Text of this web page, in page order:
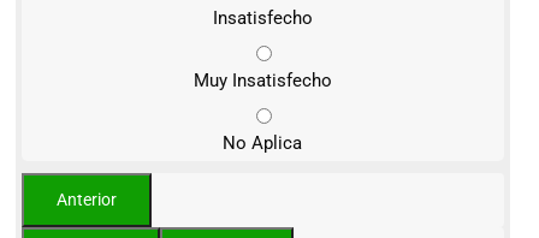
Insatisfecho
Muy Insatisfecho
No Aplica